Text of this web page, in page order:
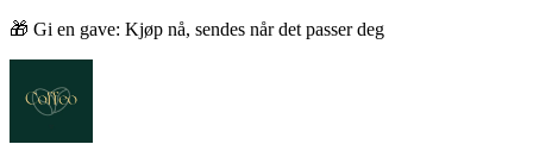
🎁 Gi en gave: Kjøp nå, sendes når det passer deg